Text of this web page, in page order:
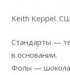
Keith Keppel.
Стандарты —
в основании.
Фолы —